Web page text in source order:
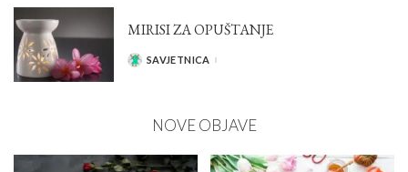
MIRISI ZA OPUŠTANJE
POSTED
SAVJETNICA
NOVE OBJAVE